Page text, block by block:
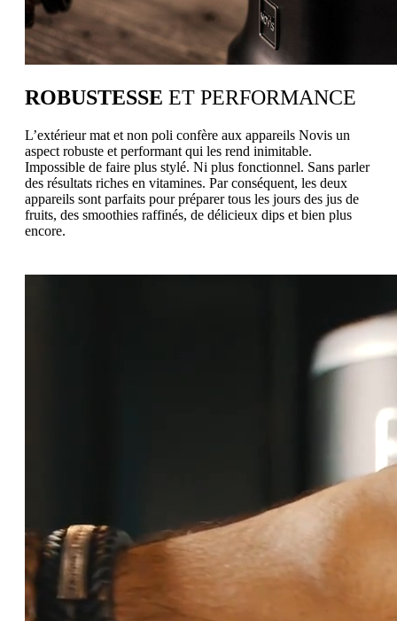
ROBUSTESSE ET PERFORMANCE
L’extérieur mat et non poli confère aux appareils Novis un
aspect robuste et performant qui les rend inimitable.
Impossible de faire plus stylé. Ni plus fonctionnel. Sans parler
des résultats riches en vitamines. Par conséquent, les deux
appareils sont parfaits pour préparer tous les jours des jus de
fruits, des smoothies raffinés, de délicieux dips et bien plus
encore.